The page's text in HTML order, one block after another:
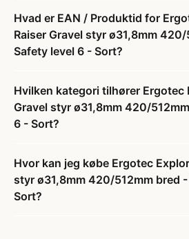
Hvad er EAN / Produktid for
Raiser Gravel styr ø31,8mm
Safety level 6 - Sort?
Hvilken kategori tilhører Ergotec
Gravel styr ø31,8mm 420/
6 - Sort?
Hvor kan jeg købe Ergotec
styr ø31,8mm 420/512mm bred
Sort?